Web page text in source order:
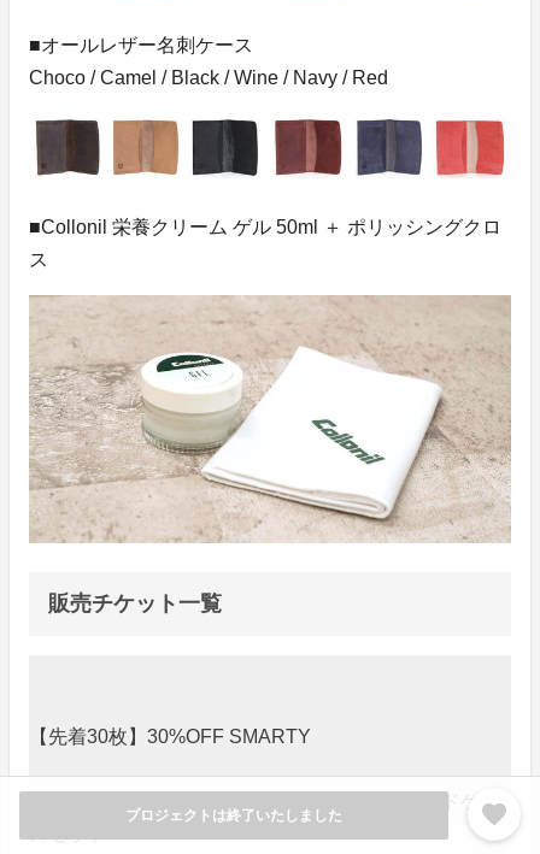
プロジェクトは終了いたしました favorite
■オールレザー名刺ケース
Choco / Camel / Black / Wine / Navy / Red
■Collonil 栄養クリーム ゲル 50ml ＋ ポリッシングクロ
ス
販売チケット一覧
【先着30枚】30%OFF SMARTY
【先着30枚】30%OFF SMARTY / インナーカードケー